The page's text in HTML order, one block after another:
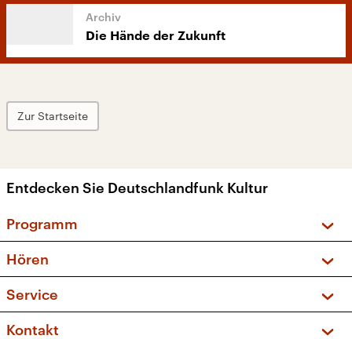
Die Hände der Zukunft
Zur Startseite
Entdecken Sie Deutschlandfunk Kultur
Programm
Sendungen und Podcasts
Musikliste
Kakadu – Das Kinderprogramm
Hören
Frequenzen (UKW + DAB+)
Service
FAQ
Kontakt